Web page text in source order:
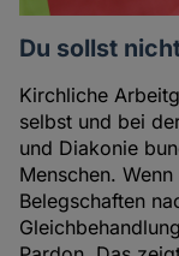
Du sollst
Kirchliche
selbst und bei
und Diakonie
Menschen.
Belegschaften